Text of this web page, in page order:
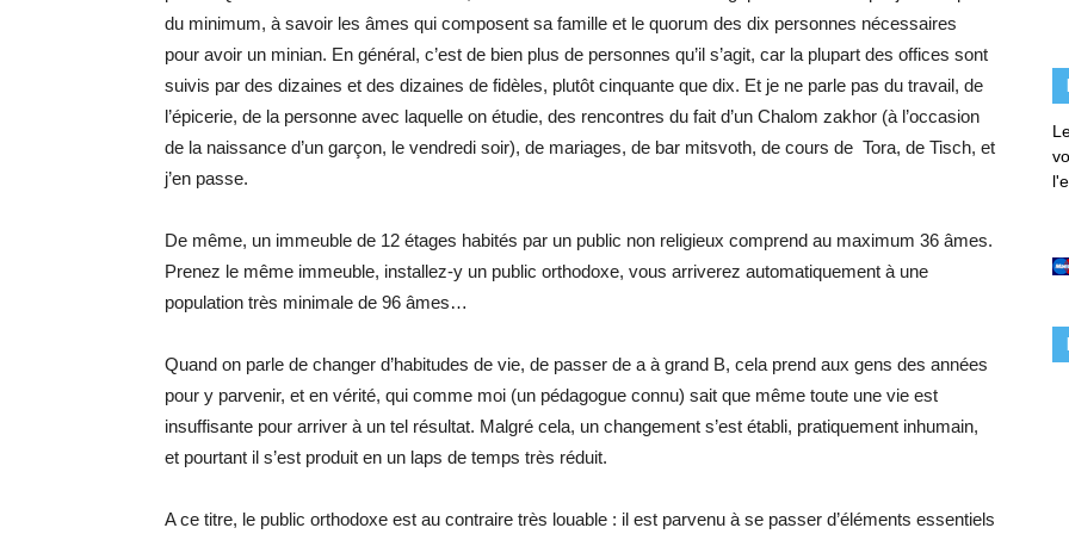
du minimum, à savoir les âmes qui composent sa famille et le quorum des dix personnes nécessaires
pour avoir un minian. En général, c’est de bien plus de personnes qu’il s’agit, car la plupart des offices sont
suivis par des dizaines et des dizaines de fidèles, plutôt cinquante que dix. Et je ne parle pas du travail, de
l’épicerie, de la personne avec laquelle on étudie, des rencontres du fait d’un Chalom zakhor (à l’occasion
de la naissance d’un garçon, le vendredi soir), de mariages, de bar mitsvoth, de cours de Tora, de Tisch, et
j’en passe.
De même, un immeuble de 12 étages habités par un public non religieux comprend au maximum 36 âmes.
Prenez le même immeuble, installez-y un public orthodoxe, vous arriverez automatiquement à une
population très minimale de 96 âmes…
Quand on parle de changer d’habitudes de vie, de passer de a à grand B, cela prend aux gens des années
pour y parvenir, et en vérité, qui comme moi (un pédagogue connu) sait que même toute une vie est
insuffisante pour arriver à un tel résultat. Malgré cela, un changement s’est établi, pratiquement inhumain,
et pourtant il s’est produit en un laps de temps très réduit.
A ce titre, le public orthodoxe est au contraire très louable : il est parvenu à se passer d’éléments essentiels